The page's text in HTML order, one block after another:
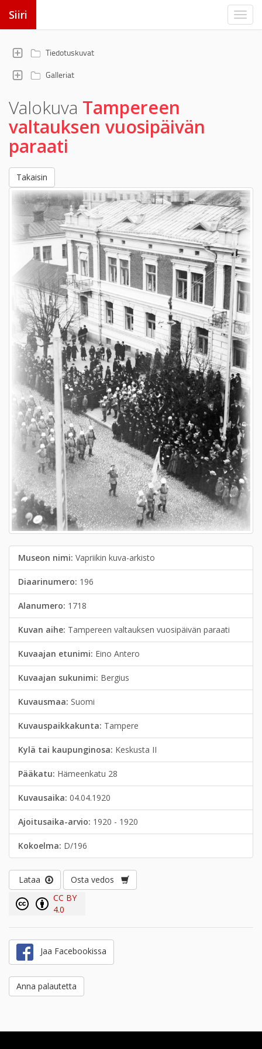
Siiri
Tiedotuskuvat
Galleriat
Valokuva Tampereen
valtauksen vuosipäivän
paraati
Takaisin
Museon nimi: Vapriikin kuva-arkisto
Diaarinumero: 196
Alanumero: 1718
Kuvan aihe: Tampereen valtauksen vuosipäivän paraati
Kuvaajan etunimi: Eino Antero
Kuvaajan sukunimi: Bergius
Kuvausmaa: Suomi
Kuvauspaikkakunta: Tampere
Kylä tai kaupunginosa: Keskusta II
Pääkatu: Hämeenkatu 28
Kuvausaika: 04.04.1920
Ajoitusaika-arvio: 1920 - 1920
Kokoelma: D/196
Lataa
Osta vedos
CC BY
4.0
Jaa Facebookissa
Anna palautetta